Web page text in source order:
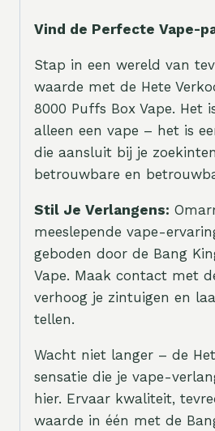
Vind de Perfecte Vape-
Stap in een wereld van
waarde met de Hete
8000 Puffs Box Vape. Het
alleen een vape – het is
die aansluit bij je
betrouwbare en
Stil Je Verlangens:
meeslepende vape-
geboden door de Bang
Vape. Maak contact met
verhoog je zintuigen en
tellen.
Wacht niet langer – de
sensatie die je vape-
hier. Ervaar kwaliteit,
waarde in één met de